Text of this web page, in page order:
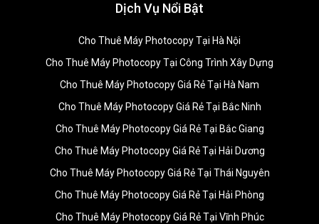
Dịch Vụ Nổi Bật
Cho Thuê Máy Photocopy Tại Hà Nội
Cho Thuê Máy Photocopy Tại Công Trình Xây Dựng
Cho Thuê Máy Photocopy Giá Rẻ Tại Hà Nam
Cho Thuê Máy Photocopy Giá Rẻ Tại Bắc Ninh
Cho Thuê Máy Photocopy Giá Rẻ Tại Bắc Giang
Cho Thuê Máy Photocopy Giá Rẻ Tại Hải Dương
Cho Thuê Máy Photocopy Giá Rẻ Tại Thái Nguyên
Cho Thuê Máy Photocopy Giá Rẻ Tại Hải Phòng
Cho Thuê Máy Photocopy Giá Rẻ Tại Vĩnh Phúc